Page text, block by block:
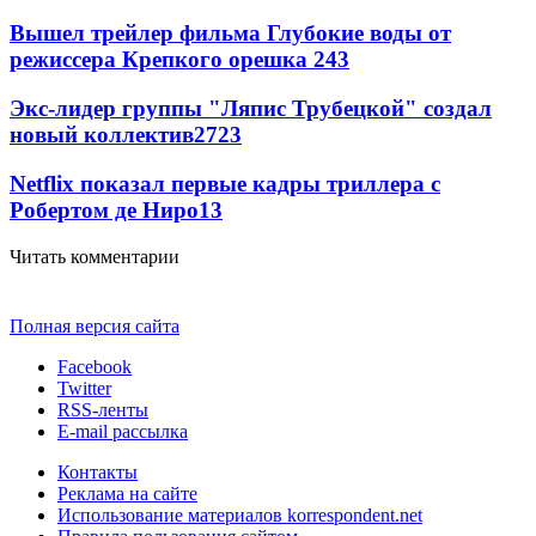
Вышел трейлер фильма Глубокие воды от
режиссера Крепкого орешка 243
Экс-лидер группы "Ляпис Трубецкой" создал
новый коллектив2723
Netflix показал первые кадры триллера с
Робертом де Ниро13
Читать комментарии
Полная версия сайта
Facebook
Twitter
RSS-ленты
E-mail рассылка
Контакты
Реклама на сайте
Использование материалов korrespondent.net